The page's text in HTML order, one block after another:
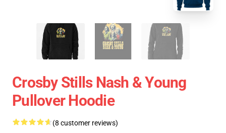
Crosby Stills Nash & Young
Pullover Hoodie
(8 customer reviews)